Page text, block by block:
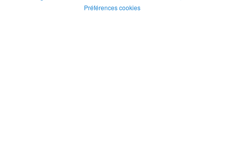
Préférences cookies